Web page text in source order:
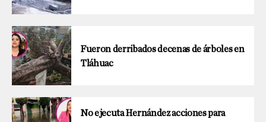
Fueron derribados decenas de árboles en
Tláhuac
No ejecuta Hernández acciones para